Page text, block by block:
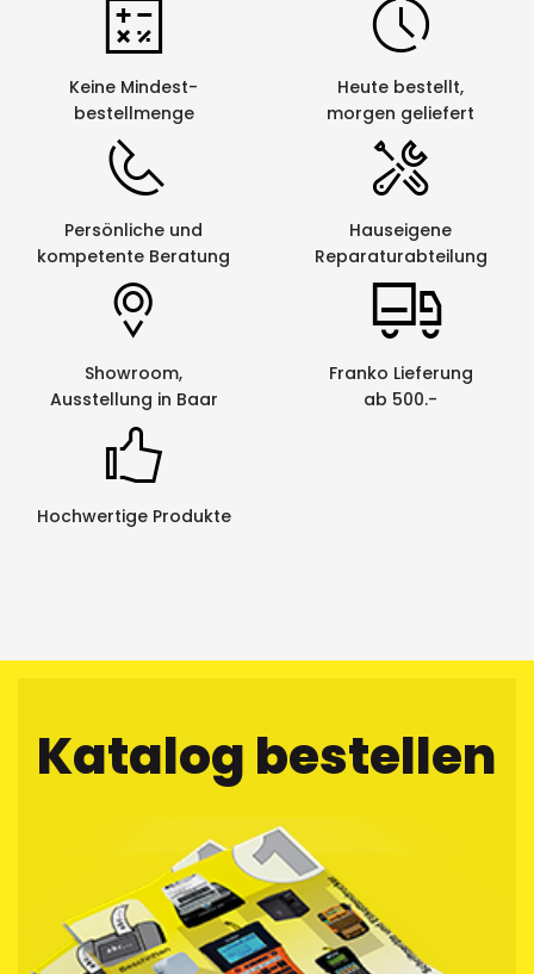
Keine Mindest-
bestellmenge
Heute bestellt,
morgen geliefert
Persönliche und
kompetente Beratung
Hauseigene
Reparaturabteilung
Showroom,
Ausstellung in Baar
Franko Lieferung
ab 500.-
Hochwertige Produkte
Katalog bestellen